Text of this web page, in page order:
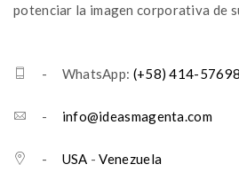
potenciar la imagen corporativa de
- WhatsApp: (+58) 414-
- info@ideasmagenta.com
- USA -Venezuela